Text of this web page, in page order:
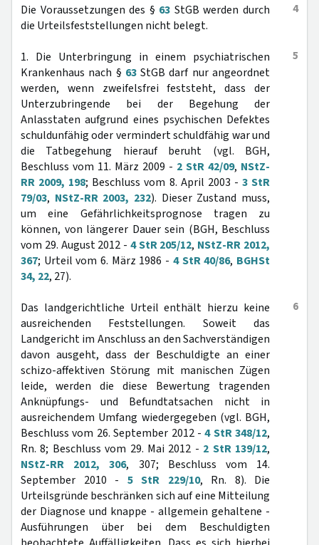
4
Die Voraussetzungen des § 63 StGB werden durch
die Urteilsfeststellungen nicht belegt.
5
1. Die Unterbringung in einem psychiatrischen
Krankenhaus nach § 63StGB darf nur angeordnet
werden, wenn zweifelsfrei feststeht, dass der
Unterzubringende bei der Begehung der
Anlasstaten aufgrund eines psychischen Defektes
schuldunfähig oder vermindert schuldfähig war und
die Tatbegehung hierauf beruht (vgl. BGH,
Beschluss vom 11. März 2009 - 2 StR 42/09, NStZ-
RR 2009, 198; Beschluss vom 8. April 2003 - 3 StR
79/03, NStZ-RR 2003, 232). Dieser Zustand muss,
um eine Gefährlichkeitsprognose tragen zu
können, von längerer Dauer sein (BGH, Beschluss
vom 29. August 2012 - 4 StR 205/12, NStZ-RR 2012,
367; Urteil vom 6. März 1986 - 4 StR 40/86, BGHSt
34, 22, 27).
6
Das landgerichtliche Urteil enthält hierzu keine
ausreichenden Feststellungen. Soweit das
Landgericht im Anschluss an den Sachverständigen
davon ausgeht, dass der Beschuldigte an einer
schizo-affektiven Störung mit manischen Zügen
leide, werden die diese Bewertung tragenden
Anknüpfungs- und Befundtatsachen nicht in
ausreichendem Umfang wiedergegeben (vgl. BGH,
Beschluss vom 26. September 2012 -4 StR 348/12,
Rn. 8; Beschluss vom 29. Mai 2012 - 2 StR 139/12,
NStZ-RR 2012, 306, 307; Beschluss vom 14.
September 2010 - 5 StR 229/10, Rn. 8). Die
Urteilsgründe beschränken sich auf eine Mitteilung
der Diagnose und knappe - allgemein gehaltene -
Ausführungen über bei dem Beschuldigten